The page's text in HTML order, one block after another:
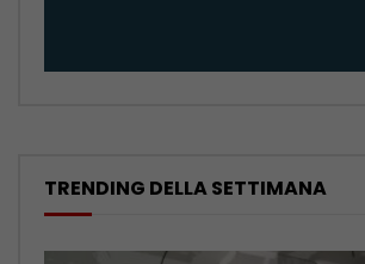
TRENDING DELLA SETTIMANA